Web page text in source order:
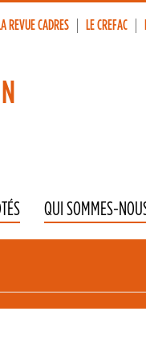
REVUE CADRES LE CREFAC
QUI SOMMES-